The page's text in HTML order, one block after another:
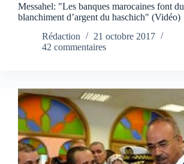
Messahel: "Les banques marocaines font du
blanchiment d’argent du haschich" (Vidéo)
Rédaction
21 octobre 2017
42 commentaires